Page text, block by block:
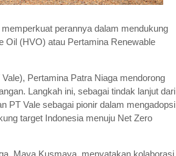
perannya dalam mendukung
Oil (HVO) atau Pertamina Renewable
Pertamina Patra Niaga mendorong
Langkah ini, sebagai tindak lanjut dari
PT Vale sebagai pionir dalam mengadopsi
target Indonesia menuju Net Zero
Maya Kusmaya, menyatakan kolaborasi